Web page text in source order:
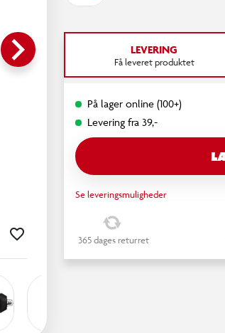
keyboard_arrow_right LEVERING
Få leveret produktet
På lager online (100+)
Levering fra 39,-
Se leveringsmuligheder
365 dages returret